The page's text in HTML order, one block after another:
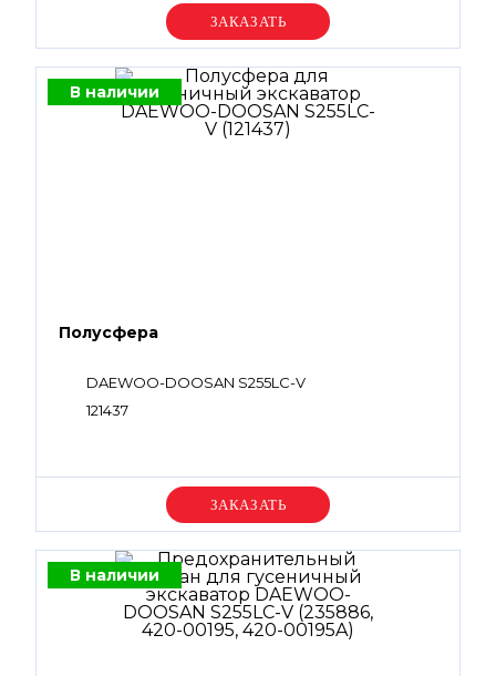
Уточняйте цену
В наличии
Полусфера
DAEWOO-DOOSAN S255LC-V
121437
Уточняйте цену
В наличии